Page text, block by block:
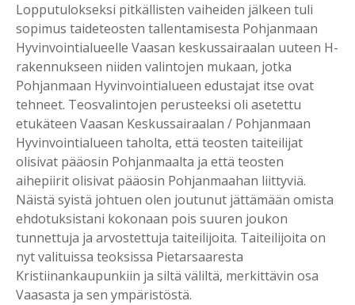
Lopputulokseksi pitkällisten vaiheiden jälkeen tuli
sopimus taideteosten tallentamisesta Pohjanmaan
Hyvinvointialueelle Vaasan keskussairaalan uuteen H-
rakennukseen niiden valintojen mukaan, jotka
Pohjanmaan Hyvinvointialueen edustajat itse ovat
tehneet. Teosvalintojen perusteeksi oli asetettu
etukäteen Vaasan Keskussairaalan / Pohjanmaan
Hyvinvointialueen taholta, että teosten taiteilijat
olisivat pääosin Pohjanmaalta ja että teosten
aihepiirit olisivat pääosin Pohjanmaahan liittyviä.
Näistä syistä johtuen olen joutunut jättämään omista
ehdotuksistani kokonaan pois suuren joukon
tunnettuja ja arvostettuja taiteilijoita. Taiteilijoita on
nyt valituissa teoksissa Pietarsaaresta
Kristiinankaupunkiin ja siltä väliltä, merkittävin osa
Vaasasta ja sen ympäristöstä.